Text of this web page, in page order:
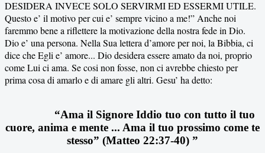
DESIDERA INVECE SOLO SERVIRMI ED ESSERMI UTILE.
Questo e’ il motivo per cui e’ sempre vicino a me!” Anche noi
faremmo bene a riflettere la motivazione della nostra fede in Dio.
Dio e’ una persona. Nella Sua lettera d’amore per noi, la Bibbia, ci
dice che Egli e’ amore... Dio desidera essere amato da noi, proprio
come Lui ci ama. Se cosi non fosse, non ci avrebbe chiesto per
prima cosa di amarlo e di amare gli altri. Gesu’ ha detto:
“Ama il Signore Iddio tuo con tutto il tuo
cuore, anima e mente ... Ama il tuo prossimo come te
stesso” (Matteo 22:37-40) ”